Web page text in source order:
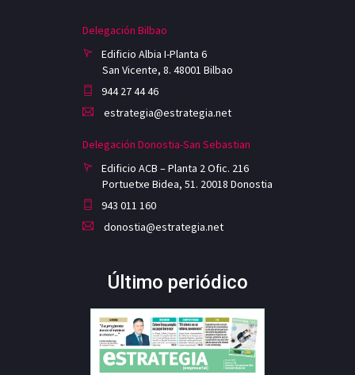
Delegación Bilbao
Edificio Albia I-Planta 6
San Vicente, 8. 48001 Bilbao
944 27 44 46
estrategia@estrategia.net
Delegación Donostia-San Sebastian
Edificio ACB – Planta 2 Ofic. 216
Portuetxe Bidea, 51. 20018 Donostia
943 011 160
donostia@estrategia.net
Último periódico